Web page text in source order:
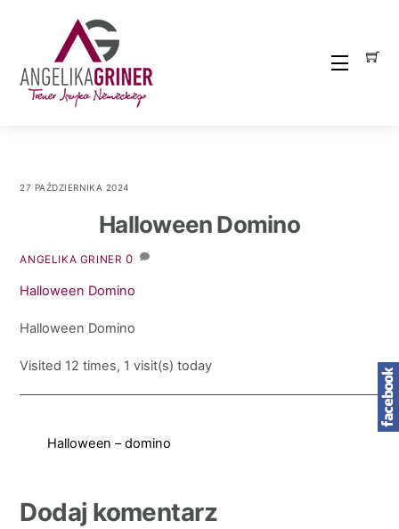
Menu
27 PAŹDZIERNIKA 2024
Halloween Domino
ANGELIKA GRINER 0
Halloween Domino
Halloween Domino
Visited 12 times, 1 visit(s) today
Halloween – domino
Dodaj komentarz